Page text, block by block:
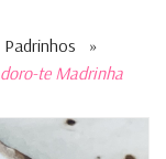
Padrinhos
»
te Madrinha